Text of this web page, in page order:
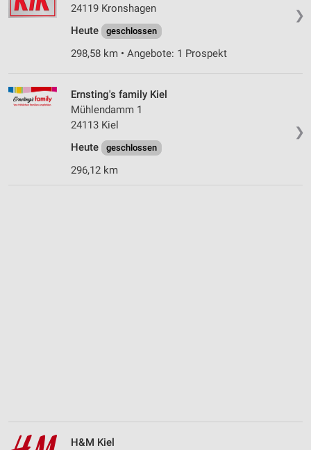
❯
24119 Kronshagen
Heute
geschlossen
298,58 km • Angebote: 1 Prospekt
❯
Ernsting's family Kiel
Mühlendamm 1
24113 Kiel
Heute
geschlossen
296,12 km
H&M Kiel